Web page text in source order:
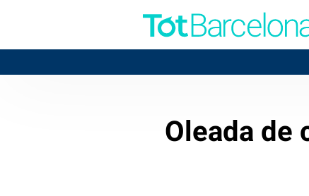
Oleada de